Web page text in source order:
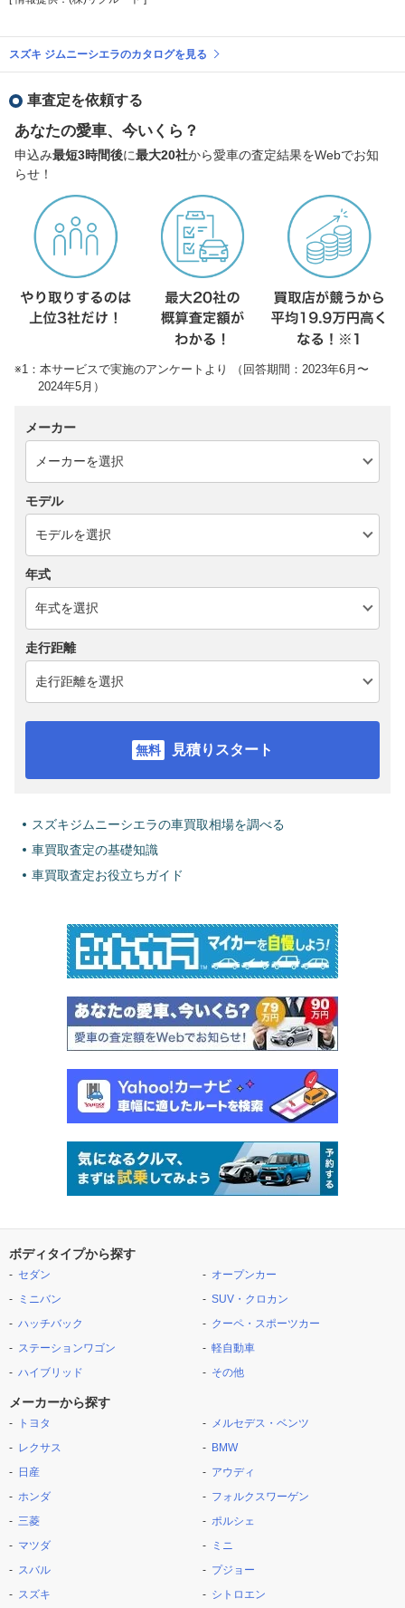
スズキ ジムニーシエラのカタログを見る
車査定を依頼する
あなたの愛車、今いくら？
申込み最短3時間後に最大20社から愛車の査定結果をWebでお知
らせ！
※1：本サービスで実施のアンケートより （回答期間：2023年6月〜
2024年5月）
メーカー
モデル
年式
走行距離
見積りスタート
スズキジムニーシエラの車買取相場を調べる
車買取査定の基礎知識
車買取査定お役立ちガイド
ボディタイプから探す
セダン
ミニバン
ハッチバック
ステーションワゴン
ハイブリッド
オープンカー
SUV・クロカン
クーペ・スポーツカー
軽自動車
その他
メーカーから探す
トヨタ
レクサス
日産
ホンダ
三菱
マツダ
スバル
スズキ
メルセデス・ベンツ
BMW
アウディ
フォルクスワーゲン
ポルシェ
ミニ
プジョー
シトロエン